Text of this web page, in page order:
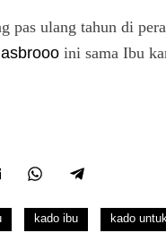
pas ulang tahun di
ini sama Ibu
kado ibu kado